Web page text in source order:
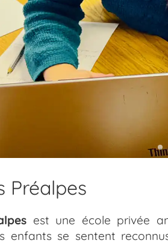
Préalpes
est une école privée
enfants se sentent